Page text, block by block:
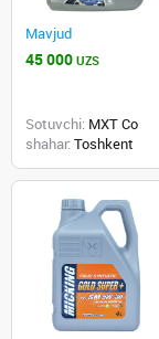
Mavjud
45 000 UZS
Sotuvchi: MXT Co
shahar: Toshkent